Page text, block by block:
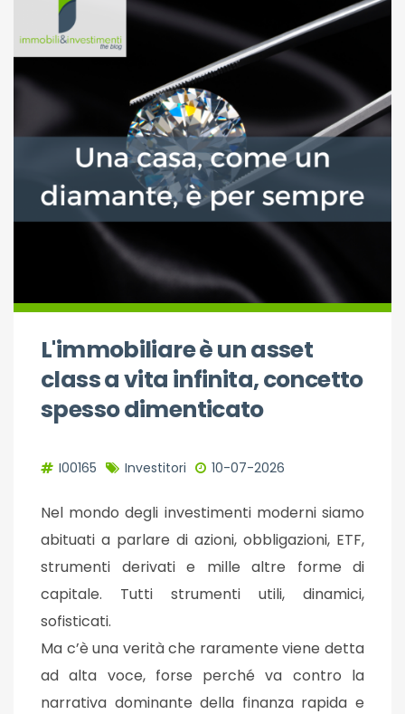
L'immobiliare è un asset
class a vita infinita, concetto
spesso dimenticato
I00165 Investitori 10-07-2026
Nel mondo degli investimenti moderni siamo
abituati a parlare di azioni, obbligazioni, ETF,
strumenti derivati e mille altre forme di
capitale. Tutti strumenti utili, dinamici,
sofisticati.
Ma c’è una verità che raramente viene detta
ad alta voce, forse perché va contro la
narrativa dominante della finanza rapida e